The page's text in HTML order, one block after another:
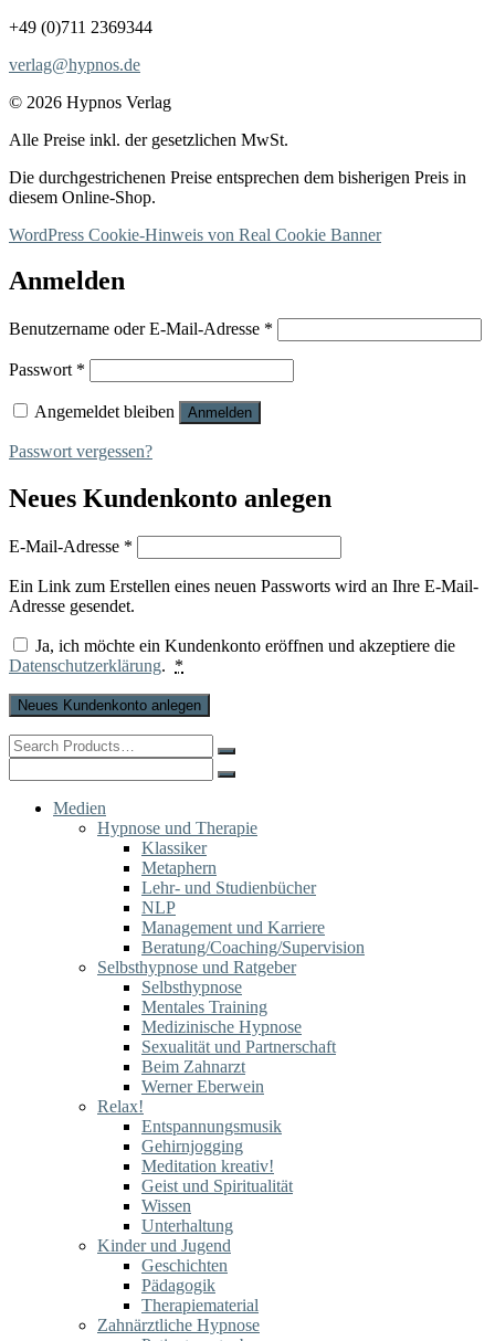
+49 (0)711 2369344
verlag@hypnos.de
© 2026 Hypnos Verlag
Alle Preise inkl. der gesetzlichen MwSt.
Die durchgestrichenen Preise entsprechen dem bisherigen Preis in
diesem Online-Shop.
WordPress Cookie-Hinweis von Real Cookie Banner
Anmelden
Benutzername oder E-Mail-Adresse *
Passwort *
Angemeldet bleiben Anmelden
Passwort vergessen?
Neues Kundenkonto anlegen
E-Mail-Adresse *
Ein Link zum Erstellen eines neuen Passworts wird an Ihre E-Mail-
Adresse gesendet.
Ja, ich möchte ein Kundenkonto eröffnen und akzeptiere die
Datenschutzerklärung. *
Neues Kundenkonto anlegen
Search
for:
for:
Medien
Hypnose und Therapie
Klassiker
Metaphern
Lehr- und Studienbücher
NLP
Management und Karriere
Beratung/Coaching/Supervision
Selbsthypnose und Ratgeber
Selbsthypnose
Mentales Training
Medizinische Hypnose
Sexualität und Partnerschaft
Beim Zahnarzt
Werner Eberwein
Relax!
Entspannungsmusik
Gehirnjogging
Meditation kreativ!
Geist und Spiritualität
Wissen
Unterhaltung
Kinder und Jugend
Geschichten
Pädagogik
Therapiematerial
Zahnärztliche Hypnose